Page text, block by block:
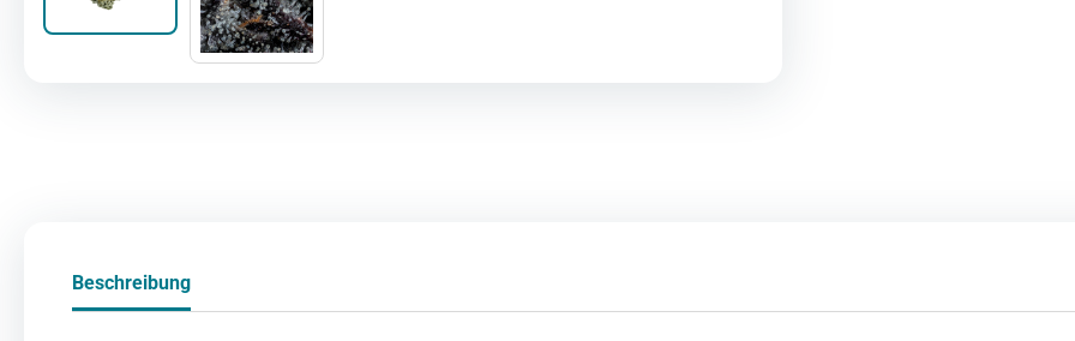
Beschreibung